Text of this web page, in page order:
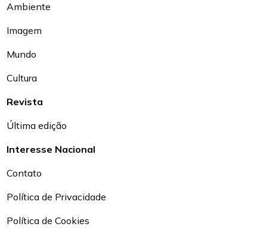
Ambiente
Imagem
Mundo
Cultura
Revista
Última edição
Interesse Nacional
Contato
Política de Privacidade
Política de Cookies